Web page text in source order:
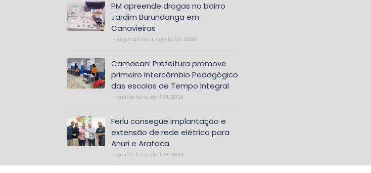
PM apreende drogas no bairro
Jardim Burundanga em
Canavieiras
segunda-feira, agosto 03, 2026
Camacan: Prefeitura promove
primeiro intercâmbio Pedagógico
das escolas de Tempo Integral
quarta-feira, abril 10, 2024
Ferlu consegue implantação e
extensão de rede elétrica para
Anuri e Arataca
quarta-feira, abril 10, 2024